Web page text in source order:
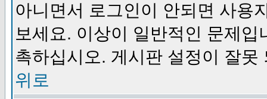
아니면서 로그인이 안되면 사용
보세요. 이상이 일반적인 문제
촉하십시오. 게시판 설정이 잘못
위로